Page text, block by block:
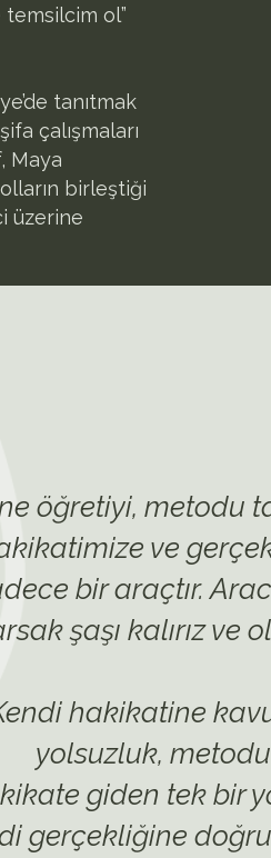
temsilcim ol”
tanıtmak
çalışmaları
Maya
birleştiği
üzerine
öğretiyi, metodu
ve
bir araçtır.
şaşı kalırız ve
hakikatine
yolsuzluk,
giden tek bir
gerçekliğine